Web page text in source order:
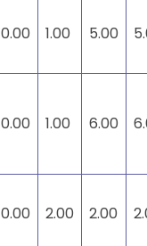
0.00 1.00 5.00
0.00 1.00 6.00
0.00 2.00 2.00